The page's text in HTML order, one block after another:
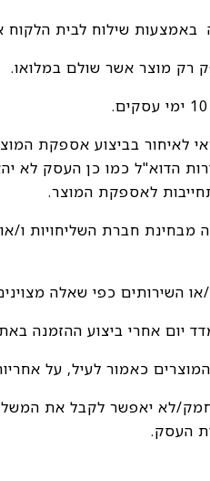
לאיחור בביצוע אספקת
הדוא"ל כמו כן העסק לא
לאספקת המוצר.
מבחינת חברת
העסק.